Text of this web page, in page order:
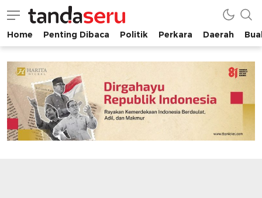
tandaseru.com | Penting Dibaca
tandaseru.com
Home Penting Dibaca Politik Perkara Daerah